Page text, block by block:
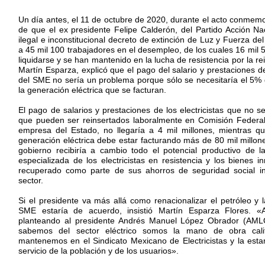
Un día antes, el 11 de octubre de 2020, durante el acto
de que el ex presidente Felipe Calderón, del Partido Acción
ilegal e inconstitucional decreto de extinción de Luz y Fuerza
a 45 mil 100 trabajadores en el desempleo, de los cuales 16 mil
liquidarse y se han mantenido en la lucha de resistencia por la
Martín Esparza, explicó que el pago del salario y prestaciones
del SME no sería un problema porque sólo se necesitaría el 5%
la generación eléctrica que se facturan.
El pago de salarios y prestaciones de los electricistas que no
que pueden ser reinsertados laboralmente en Comisión
empresa del Estado, no llegaría a 4 mil millones, mientras
generación eléctrica debe estar facturando más de 80 mil
gobierno recibiría a cambio todo el potencial productivo de
especializada de los electricistas en resistencia y los bienes
recuperado como parte de sus ahorros de seguridad social
sector.
Si el presidente va más allá como renacionalizar el petróleo y
SME estaría de acuerdo, insistió Martín Esparza Flores.
planteando al presidente Andrés Manuel López Obrador
sabemos del sector eléctrico somos la mano de obra
mantenemos en el Sindicato Mexicano de Electricistas y la
servicio de la población y de los usuarios».